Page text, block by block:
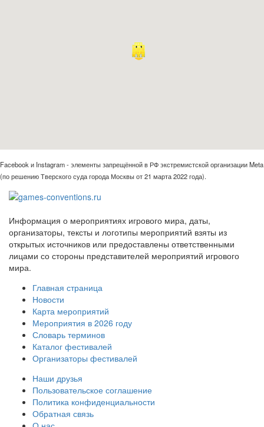
Facebook и Instagram - элементы запрещённой в РФ экстремистской организации Meta
(по решению Тверского суда города Москвы от 21 марта 2022 года).
Информация о мероприятиях игрового мира, даты,
организаторы, тексты и логотипы мероприятий взяты из
открытых источников или предоставлены ответственными
лицами со стороны представителей мероприятий игрового
мира.
Главная страница
Новости
Карта мероприятий
Мероприятия в 2026 году
Словарь терминов
Каталог фестивалей
Организаторы фестивалей
Наши друзья
Пользовательское соглашение
Политика конфиденциальности
Обратная связь